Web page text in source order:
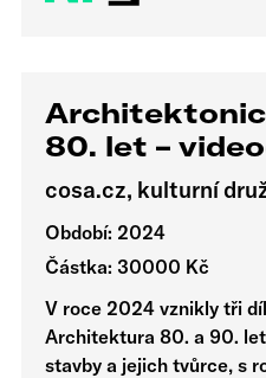
80. let –
cosa.cz, kulturní
Období: 2024
Částka: 30000 Kč
V roce 2024 vznikly tři
Architektura 80. a 90.
stavby a jejich tvůrce, s